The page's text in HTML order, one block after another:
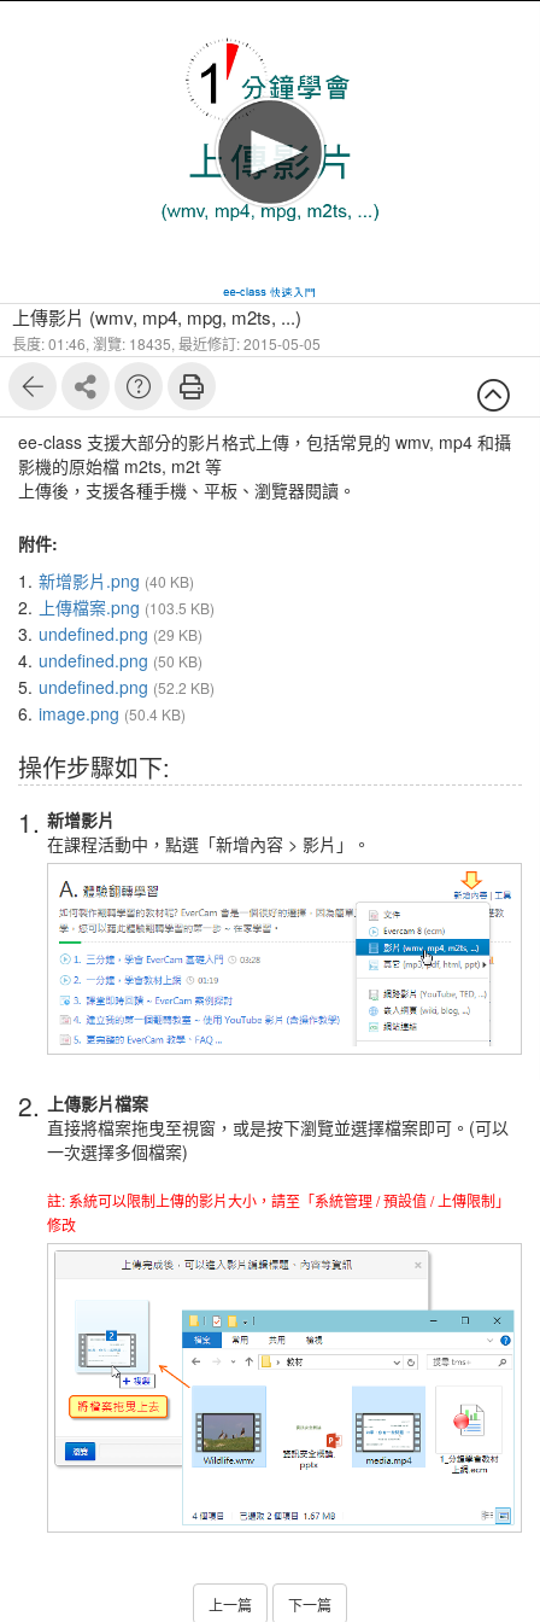
上傳影片 (wmv, mp4, mpg, m2ts, ...)
長度: 01:46, 瀏覽: 18435, 最近修訂: 2015-05-05
ee-class 支援大部分的影片格式上傳，包括常見的 wmv, mp4 和攝
影機的原始檔 m2ts, m2t 等
上傳後，支援各種手機、平板、瀏覽器閱讀。
附件:
1. 新增影片.png (40 KB)
2. 上傳檔案.png (103.5 KB)
3. undefined.png (29 KB)
4. undefined.png (50 KB)
5. undefined.png (52.2 KB)
6. image.png (50.4 KB)
操作步驟如下:
1. 新增影片
在課程活動中，點選「新增內容 > 影片」。
2. 上傳影片檔案
直接將檔案拖曳至視窗，或是按下瀏覽並選擇檔案即可。(可以
一次選擇多個檔案)
註: 系統可以限制上傳的影片大小，請至「系統管理 / 預設值 / 上傳限制」
修改
上一篇 下一篇